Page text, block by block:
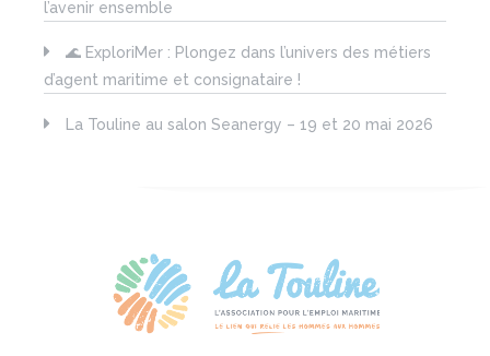
l’avenir ensemble
🌊 ExploriMer : Plongez dans l’univers des métiers
d’agent maritime et consignataire !
La Touline au salon Seanergy – 19 et 20 mai 2026